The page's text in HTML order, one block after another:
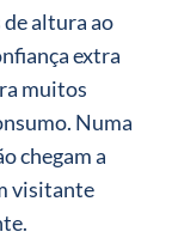
altura ao
extra
muitos
Numa
chegam a
visitante